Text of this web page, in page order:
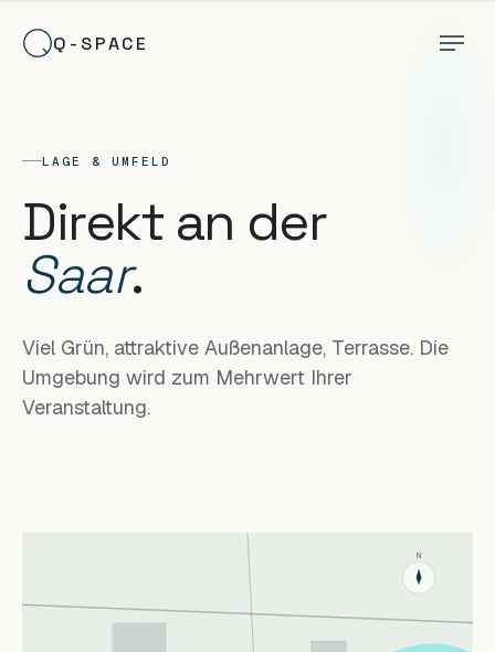
Q-SPACE
Location anfragen
LAGE & UMFELD
Direkt an der
Saar.
Viel Grün, attraktive Außenanlage, Terrasse. Die
Umgebung wird zum Mehrwert Ihrer
Veranstaltung.
N